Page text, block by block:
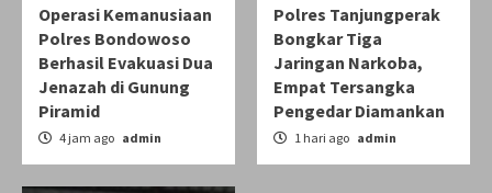
Operasi Kemanusiaan
Polres Bondowoso
Berhasil Evakuasi Dua
Jenazah di Gunung
Piramid
4 jam ago admin
Polres Tanjungperak
Bongkar Tiga
Jaringan Narkoba,
Empat Tersangka
Pengedar Diamankan
1 hari ago admin